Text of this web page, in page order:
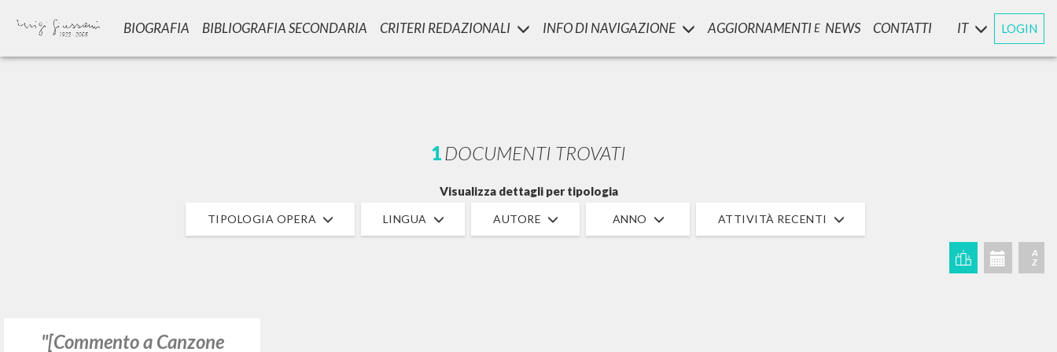
BIOGRAFIA BIBLIOGRAFIA SECONDARIA CRITERI REDAZIONALI INFO DI NAVIGAZIONE AGGIORNAMENTIE NEWS CONTATTI IT LOGIN
1DOCUMENTI TROVATI
Visualizza dettagli per tipologia
TIPOLOGIA OPERA LINGUA AUTORE ANNO ATTIVITÀ RECENTI
A
Z
"[Commento a Canzone